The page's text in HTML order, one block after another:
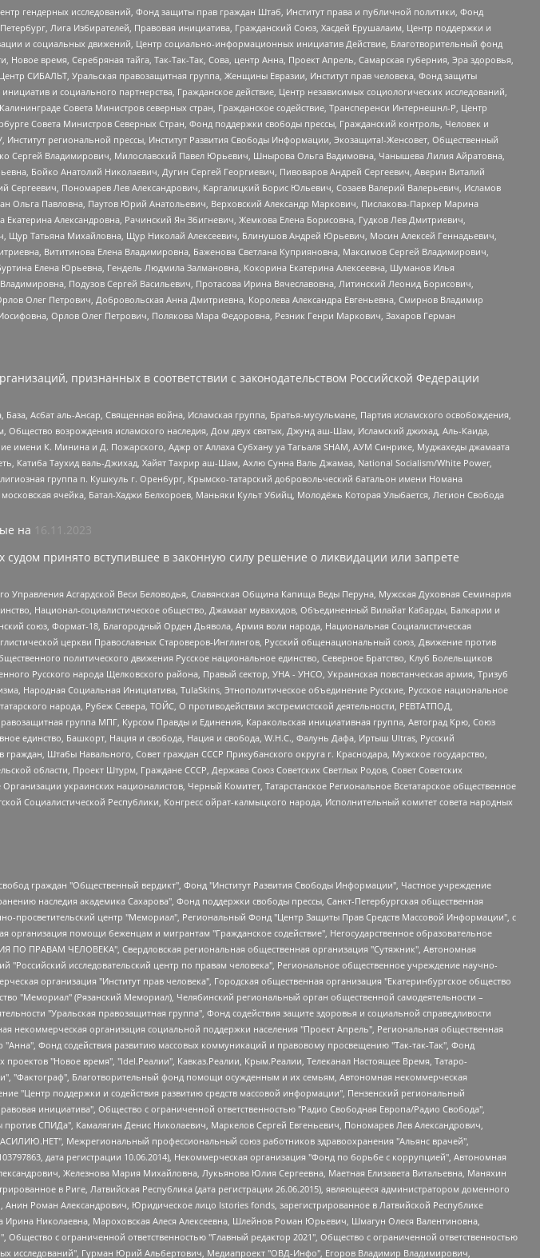
гендерных исследований, Фонд защиты прав граждан Штаб, Институт права и публичной политики, Фонд
Лига Избирателей, Правовая инициатива, Гражданский Союз, Хасдей Ерушалаим, Центр поддержки и
и социальных движений, Центр социально-информационных инициатив Действие, Благотворительный фонд
время, Серебряная тайга, Так-Так-Так, Сова, центр Анна, Проект Апрель, Самарская губерния, Эра здоровья,
СИБАЛЬТ, Уральская правозащитная группа, Женщины Евразии, Институт прав человека, Фонд защиты
и социального партнерства, Гражданское действие, Центр независимых социологических исследований,
Совета Министров северных стран, Гражданское содействие, Трансперенси Интернешнл-Р, Центр
Совета Министров Северных Стран, Фонд поддержки свободы прессы, Гражданский контроль, Человек и
региональной прессы, Институт Развития Свободы Информации, Экозащита!-Женсовет, Общественный
Сергей Владимирович, Милославский Павел Юрьевич, Шнырова Ольга Вадимовна, Чанышева Лилия Айратовна,
Бойко Анатолий Николаевич, Дугин Сергей Георгиевич, Пивоваров Андрей Сергеевич, Аверин Виталий
Пономарев Лев Александрович, Каргалицкий Борис Юльевич, Созаев Валерий Валерьевич, Исламов
Ольга Павловна, Паутов Юрий Анатольевич, Верховский Александр Маркович, Пислакова-Паркер Марина
Александровна, Рачинский Ян Збигневич, Жемкова Елена Борисовна, Гудков Лев Дмитриевич,
Щур Татьяна Михайловна, Щур Николай Алексеевич, Блинушов Андрей Юрьевич, Мосин Алексей Геннадьевич,
Вититинова Елена Владимировна, Баженова Светлана Куприяновна, Максимов Сергей Владимирович,
Елена Юрьевна, Гендель Людмила Залмановна, Кокорина Екатерина Алексеевна, Шуманов Илья
Подузов Сергей Васильевич, Протасова Ирина Вячеславовна, Литинский Леонид Борисович,
Олег Петрович, Добровольская Анна Дмитриевна, Королева Александра Евгеньевна, Смирнов Владимир
Орлов Олег Петрович, Полякова Мара Федоровна, Резник Генри Маркович, Захаров Герман
признанных в соответствии с законодательством Российской Федерации
Асбат аль-Ансар, Священная война, Исламская группа, Братья-мусульмане, Партия исламского освобождения,
возрождения исламского наследия, Дом двух святых, Джунд аш-Шам, Исламский джихад, Аль-Каида,
имени К. Минина и Д. Пожарского, Аджр от Аллаха Субхану уа Тагьаля SHAM, АУМ Синрике, Муджахеды джамаата
Катиба Таухид валь-Джихад, Хайят Тахрир аш-Шам, Ахлю Сунна Валь Джамаа, National Socialism/White Power,
группа п. Кушкуль г. Оренбург, Крымско-татарский добровольческий батальон имени Номана
ячейка, Батал-Хаджи Белхороев, Маньяки Культ Убийц, Молодёжь Которая Улыбается, Легион Свобода
на
16.11.2023
принято вступившее в законную силу решение о ликвидации или запрете
Асгардской Веси Беловодья, Славянская Община Капища Веды Перуна, Мужская Духовная Семинария
Национал-социалистическое общество, Джамаат мувахидов, Объединенный Вилайат Кабарды, Балкарии и
союз, Формат-18, Благородный Орден Дьявола, Армия воли народа, Национальная Социалистическая
церкви Православных Староверов-Инглингов, Русский общенациональный союз, Движение против
политического движения Русское национальное единство, Северное Братство, Клуб Болельщиков
Русского народа Щелковского района, Правый сектор, УНА - УНСО, Украинская повстанческая армия, Тризуб
Народная Социальная Инициатива, TulaSkins, Этнополитическое объединение Русские, Русское национальное
народа, Рубеж Севера, ТОЙС, О противодействии экстремистской деятельности, РЕВТАТПОД,
группа МПГ, Курсом Правды и Единения, Каракольская инициативная группа, Автоград Крю, Союз
единство, Башкорт, Нация и свобода, Нация и свобода, W.H.С., Фалунь Дафа, Иртыш Ultras, Русский
Штабы Навального, Совет граждан СССР Прикубанского округа г. Краснодара, Мужское государство,
области, Проект Штурм, Граждане СССР, Держава Союз Советских Светлых Родов, Совет Советских
украинских националистов, Черный Комитет, Татарстанское Региональное Всетатарское общественное
Социалистической Республики, Конгресс ойрат-калмыцкого народа, Исполнительный комитет совета народных
Сергеевич, Тихонов Михаил Сергеевич, Общество с ограниченной ответственностью "ЖУРНАЛИСТ-ИНОСТРАННЫЙ АГЕНТ", Арапова Галина Юрьевна, Вольтская Татьяна Анатольевна, Американская компания "Mason G.E.S. Anonymous Foundation" (США), являющаяся владельцем интернет-издания https://mnews.world/, Компания "Stichting Bellingcat", зарегистрированная в Нидерландах (дата регистрации 11.07.2018), Захаров Андрей Вячеславович, Клепиковская Екатерина Дмитриевна, Общество с ограниченной ответственностью "МЕМО", Перл Роман Александрович, Симонов Евгений Алексеевич, Соловьева Елена Анатольевна, Сотников Даниил Владимирович, Сурначева Елизавета Дмитриевна, Автономная некоммерческая организация по защите прав человека и информированию населения "Якутия – Наше Мнение", Общество с ограниченной ответственностью "Москоу диджитал медиа", с 26.01.2023 Общество с ограниченной ответственностью "Чайка Белые сады", Ветошкина Валерия Валерьевна, Заговора Максим Александрович, Межрегиональное общественное движение "Российская ЛГБТ - сеть", Оленичев Максим Владимирович, Павлов Иван Юрьевич, Скворцова Елена Сергеевна, Общество с ограниченной ответственностью "Как бы инагент", Кочетков Игорь Викторович, Общество с ограниченной ответственностью "Честные выборы", Еланчик Олег Александрович, Общество с ограниченной ответственностью "Нобелевский призыв", Гималова Регина Эмилевна, Григорьев Андрей Валерьевич, Григорьева Алина Александровна, Ассоциация по содействию защите прав призывников, альтернативнослужащих и военнослужащих "Правозащитная группа "Гражданин.Армия.Право", Хисамова Регина Фаритовна, Автономная некоммерческая организация по реализации социально-правовых программ "Лилит", Дальневосточное общественное движение "Маяк", Санкт-Петербургская ЛГБТ-инициативная группа "Выход", Инициативная группа ЛГБТ+ "Реверс", Алексеев Андрей Викторович, Бекбулатова Таисия Львовна, Беляев Иван Михайлович, Владыкина Елена Сергеевна, Гельман Марат Александрович, Никульшина Вероника Юрьевна, Толоконникова Надежда Андреевна, Шендерович Виктор Анатольевич, Общество с ограниченной ответственностью "Данное сообщение", Общество с ограниченной ответственностью Издательский дом "Новая глава", Айнбиндер Александра Александровна, Московский комьюнити-центр для ЛГБТ+инициатив, Благотворительный фонд развития филантропии, Deutsche Welle (Германия, Kurt-Schumacher-Strasse 3, 53113 Bonn), Борзунова Мария Михайловна, Воробьев Виктор Викторович, Голубева Анна Львовна, Константинова Алла Михайловна, Малкова Ирина Владимировна, Мурадов Мурад Абдулгалимович, Осетинская Елизавета Николаевна, Понасенков Евгений Николаевич, Ганапольский Матвей Юрьевич, Киселев Евгений Алексеевич, Борухович Ирина Григорьевна, Дремин Иван Тимофеевич, Дубровский Дмитрий Викторович, Красноярская региональная общественная организация поддержки и развития альтернативных образовательных технологий и межкультурных коммуникаций "ИНТЕРРА", Маяковская Екатерина Алексеевна, Фейгин Марк Захарович, Филимонов Андрей Викторович, Дзугкоева Регина Николаевна, Доброхотов Роман Александрович, Дудь Юрий Александрович, Елкин Сергей Владимирович, Кругликов Кирилл Игоревич, Сабунаева Мария Леонидовна, Семенов Алексей Владимирович, Шаинян Карен Багратович, Шульман Екатерина Михайловна, Асафьев Артур Валерьевич, Вахштайн Виктор Семенович, Венедиктов Алексей Алексеевич, Лушникова Екатерина Евгеньевна, Волков Леонид Михайлович, Невзоров Александр Глебович, Пархоменко Сергей Борисович, Сироткин Ярослав Николаевич, Кара-Мурза Владимир Владимирович, Баранова Наталья Владимировна, Гозман Леонид Яковлевич, Кагарлицкий Борис Юльевич, Климарев Михаил Валерьевич, Милов Владимир Станиславович, Автономная некоммерческая организация Краснодарский центр современного искусства "Типография", Моргенштерн Алишер Тагирович, Соболь Любовь Эдуардовна, Общество с ограниченной ответственностью "ЛИЗА НОРМ", Каспаров Гарри Кимович, Ходорковский Михаил Борисович, Общество с ограниченной ответственностью "Апрельские тезисы", Данилович Ирина Брониславовна, Кашин Олег Владимирович, Петров Николай Владимирович, Пивоваров Алексей Владимирович, Соколов Михаил Владимирович, Цветкова Юлия Владимировна, Чичваркин Евгений Александрович, Комитет против пыток/Команда против пыток, Общество с ограниченной ответственностью "Первый научный", Общество с ограниченной ответственностью "Вертолет и ко", Белоцерковская Вероника Борисовна, Кац Максим Евгеньевич, Лазарева Татьяна Юрьевна, Шаведдинов Руслан Табризович, Яшин Илья Валерьевич, Общество с ограниченной ответственностью "Иноагент ААВ", Алешковский Дмитрий Петрович, Альбац Евгения Марковна, Быков Дмитрий Львович, Галямина Юлия Евгеньевна, Лойко Сергей Леонидович, Мартынов Кирилл Константинович, Медведев Сергей Александрович, Крашенинников Федор Геннадиевич, Гордеева Катерина Вл